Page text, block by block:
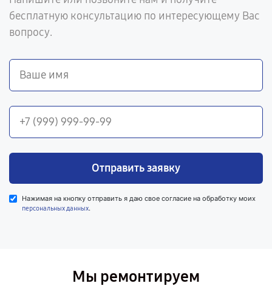
бесплатную консультацию по интересующему Вас
вопросу.
Отправить заявку
Нажимая на кнопку отправить я даю свое согласие на обработку моих
персональных данных.
Мы ремонтируем